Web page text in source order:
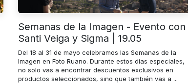
Semanas de la Imagen - Evento con
Santi Veiga y Sigma | 19.05
Del 18 al 31 de mayo celebramos las Semanas de la
Imagen en Foto Ruano. Durante estos días especiales,
no solo vas a encontrar descuentos exclusivos en
productos seleccionados, sino que también vas a ...